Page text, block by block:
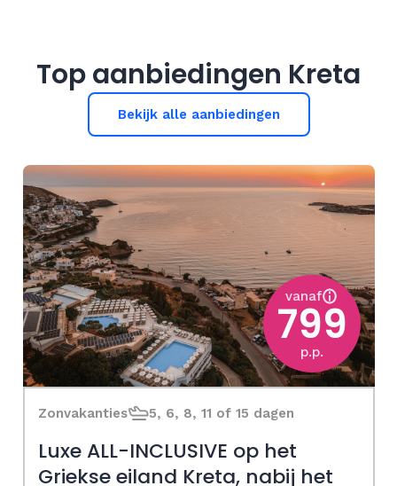
Top aanbiedingen Kreta
Bekijk alle aanbiedingen
vanaf
799
p.p.
Zonvakanties 5, 6, 8, 11 of 15 dagen
Luxe ALL-INCLUSIVE op het
Griekse eiland Kreta, nabij het